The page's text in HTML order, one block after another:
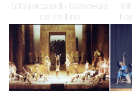
Gli Spettacoli - Carnevale
del Pollino